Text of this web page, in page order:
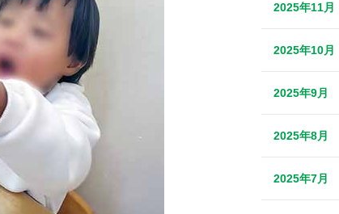
2025年11月
2025年10月
2025年9月
2025年8月
2025年7月